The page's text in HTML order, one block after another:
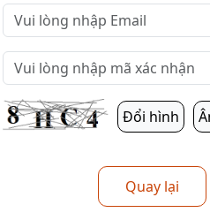
Đổi hình
Quay lại